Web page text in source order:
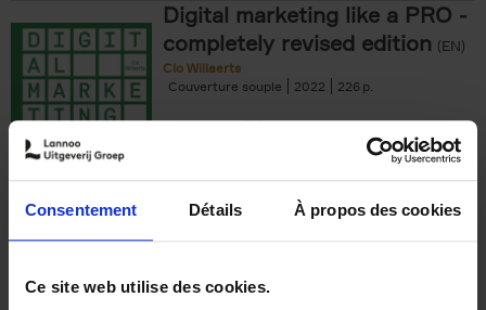
Consentement Détails À propos des cookies
Ce site web utilise des cookies.
Digital marketing like a PRO -
completely revised edition (EN)
Clo Willaerts
Couverture souple
2022 226
€35,50